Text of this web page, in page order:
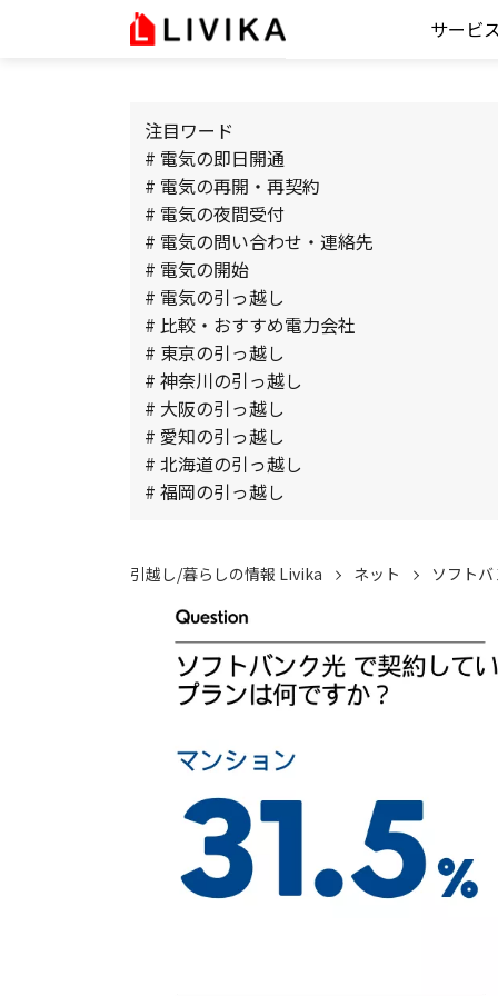
サービ
注目ワード
# 電気の即日開通
# 電気の再開・再契約
# 電気の夜間受付
# 電気の問い合わせ・連絡先
# 電気の開始
# 電気の引っ越し
# 比較・おすすめ電力会社
# 東京の引っ越し
# 神奈川の引っ越し
# 大阪の引っ越し
# 愛知の引っ越し
# 北海道の引っ越し
# 福岡の引っ越し
引越し/暮らしの情報 Livika ネット ソフト